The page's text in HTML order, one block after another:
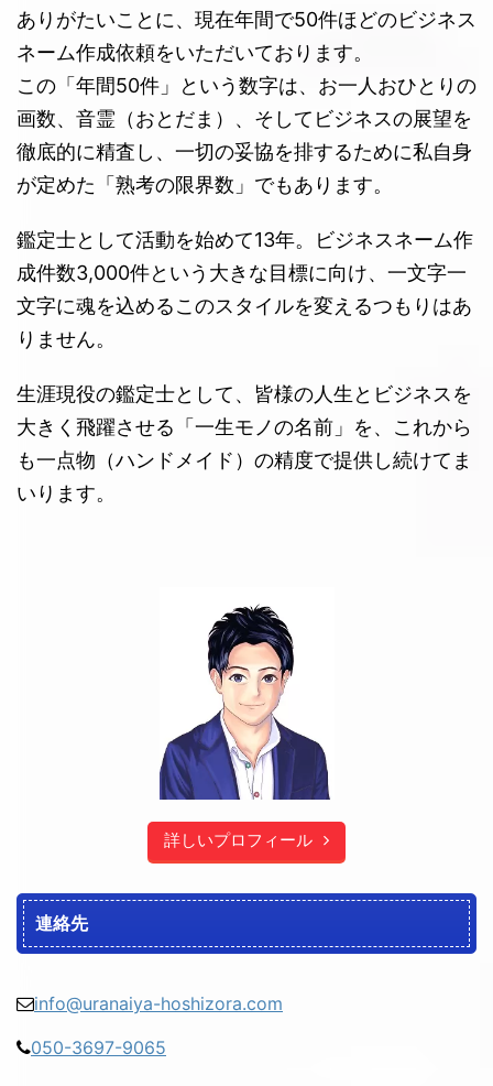
ありがたいことに、現在年間で50件ほどのビジネス
ネーム作成依頼をいただいております。
この「年間50件」という数字は、お一人おひとりの
画数、音霊（おとだま）、そしてビジネスの展望を
徹底的に精査し、一切の妥協を排するために私自身
が定めた「熟考の限界数」でもあります。
鑑定士として活動を始めて13年。ビジネスネーム作
成件数3,000件という大きな目標に向け、一文字一
文字に魂を込めるこのスタイルを変えるつもりはあ
りません。
生涯現役の鑑定士として、皆様の人生とビジネスを
大きく飛躍させる「一生モノの名前」を、これから
も一点物（ハンドメイド）の精度で提供し続けてま
いります。
詳しいプロフィール
連絡先
info@uranaiya-hoshizora.com
050-3697-9065